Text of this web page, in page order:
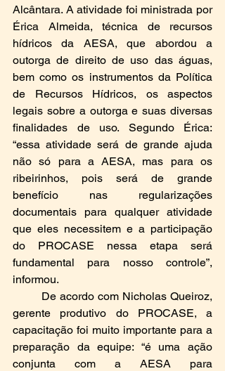
Alcântara. A atividade foi ministrada por
Érica Almeida, técnica de recursos
hídricos da AESA, que abordou a
outorga de direito de uso das águas,
bem como os instrumentos da Política
de Recursos Hídricos, os aspectos
legais sobre a outorga e suas diversas
finalidades de uso. Segundo Érica:
“essa atividade será de grande ajuda
não só para a AESA, mas para os
ribeirinhos, pois será de grande
benefício nas regularizações
documentais para qualquer atividade
que eles necessitem e a participação
do PROCASE nessa etapa será
fundamental para nosso controle”,
informou.
gerente produtivo do PROCASE, a
capacitação foi muito importante para a
preparação da equipe: “é uma ação
conjunta com a AESA para